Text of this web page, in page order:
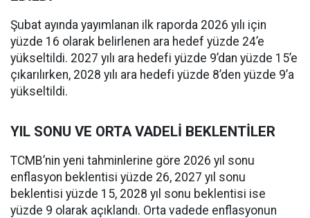
Şubat ayında yayımlanan ilk raporda 2026 yılı için
yüzde 16 olarak belirlenen ara hedef yüzde 24’e
yükseltildi. 2027 yılı ara hedefi yüzde 9’dan yüzde 15’e
çıkarılırken, 2028 yılı ara hedefi yüzde 8’den yüzde 9’a
yükseltildi.
YIL SONU VE ORTA VADELİ BEKLENTİLER
TCMB’nin yeni tahminlerine göre 2026 yıl sonu
enflasyon beklentisi yüzde 26, 2027 yıl sonu
beklentisi yüzde 15, 2028 yıl sonu beklentisi ise
yüzde 9 olarak açıklandı. Orta vadede enflasyonun